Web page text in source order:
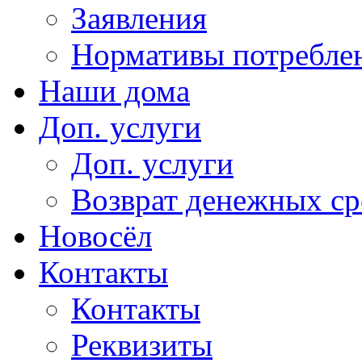
Заявления
Нормативы
Наши дома
Доп. услуги
Доп. услуги
Возврат денежных
Новосёл
Контакты
Контакты
Реквизиты